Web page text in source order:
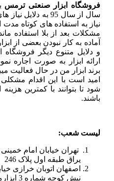
فروشگاه ابزار صنعتی ترمس
سال از سال 95 به
نیاز به استفاده های کوتاه
مشکلات بعد از بلا استفاده
آماده به کار نبودن بعضی از
و دلایل متنوع دیگر
ارائه ابزار به صورت اجاره
برند ابزار من در حال فعالیت
امید است با این اقدام
شود تا بتوانند با کمترین
باشند.
لیست شعب:
تهران خیابان امام خمینی
یراق طبقه اول پلاک 246
اصفهان اتوبان خرازی
نبش کوچه شماره 3 ابزارمن